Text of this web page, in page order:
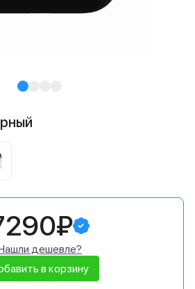
дешевле?
в корзину